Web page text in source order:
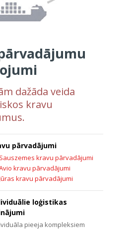
dažāda veida
kravu
pārvadājumi
Sauszemes kravu pārvadājumi
kravu pārvadājumi
kravu pārvadājumi
loģistikas
pieeja kompleksiem